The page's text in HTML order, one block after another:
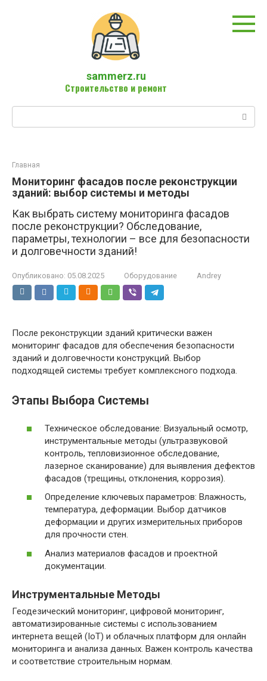
sammerz.ru
Строительство и ремонт
Главная
Мониторинг фасадов после реконструкции
зданий: выбор системы и методы
Как выбрать систему мониторинга фасадов
после реконструкции? Обследование,
параметры, технологии – все для безопасности
и долговечности зданий!
Опубликовано: 05.08.2025 Оборудование Andrey
После реконструкции зданий критически важен
мониторинг фасадов для обеспечения безопасности
зданий и долговечности конструкций. Выбор
подходящей системы требует комплексного подхода.
Этапы Выбора Системы
Техническое обследование: Визуальный осмотр,
инструментальные методы (ультразвуковой
контроль, тепловизионное обследование,
лазерное сканирование) для выявления дефектов
фасадов (трещины, отклонения, коррозия).
Определение ключевых параметров: Влажность,
температура, деформации. Выбор датчиков
деформации и других измерительных приборов
для прочности стен.
Анализ материалов фасадов и проектной
документации.
Инструментальные Методы
Геодезический мониторинг, цифровой мониторинг,
автоматизированные системы с использованием
интернета вещей (IoT) и облачных платформ для онлайн
мониторинга и анализа данных. Важен контроль качества
и соответствие строительным нормам.